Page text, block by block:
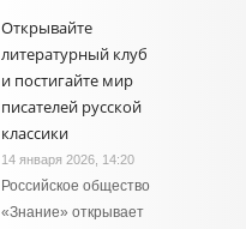
Открывайте
литературный клуб
и постигайте мир
писателей русской
классики
14 января 2026, 14:20
Российское общество
«Знание» открывает